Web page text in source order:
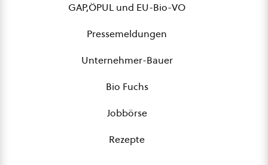
GAP,ÖPUL und EU-Bio-VO
Pressemeldungen
Unternehmer-Bauer
Bio Fuchs
Jobbörse
Rezepte